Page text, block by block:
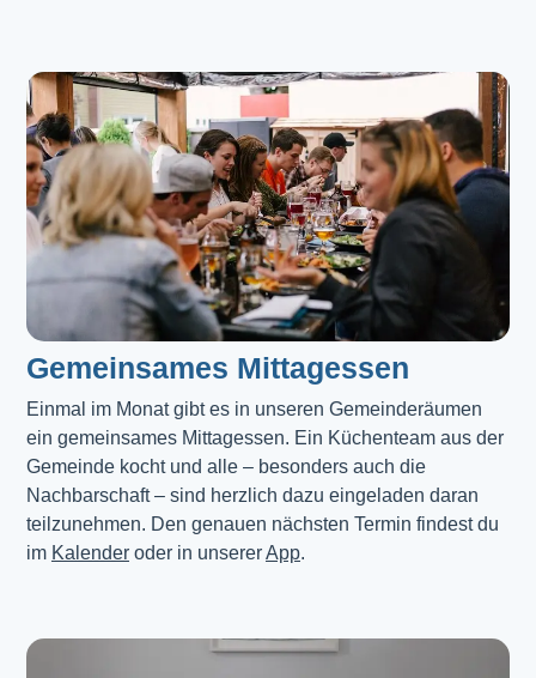
Gemeinsames Mittagessen
Einmal im Monat gibt es in unseren Gemeinderäumen
ein gemeinsames Mittagessen. Ein Küchenteam aus der
Gemeinde kocht und alle – besonders auch die
Nachbarschaft – sind herzlich dazu eingeladen daran
teilzunehmen. Den genauen nächsten Termin findest du
im Kalender oder in unserer App.